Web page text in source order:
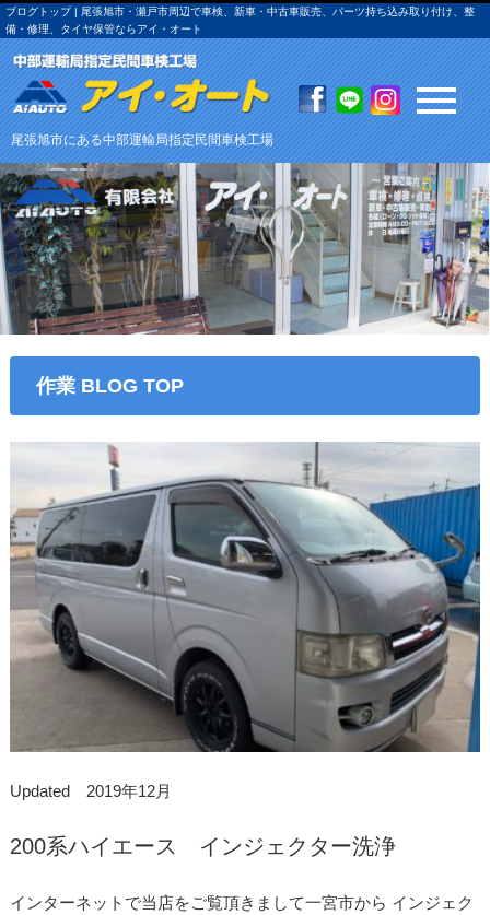
ブログトップ | 尾張旭市・瀬戸市周辺で車検、新車・中古車販売、パーツ持ち込み取り付け、整
備・修理、タイヤ保管ならアイ・オート
尾張旭市にある中部運輸局指定民間車検工場
作業 BLOG TOP
Updated 2019年12月
200系ハイエース インジェクター洗浄
インターネットで当店をご覧頂きまして一宮市から インジェク